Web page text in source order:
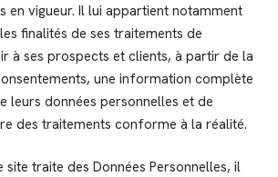
en vigueur. Il lui appartient notamment
finalités de ses traitements de
à ses prospects et clients, à partir de la
une information complète
leurs données personnelles et de
des traitements conforme à la réalité.
traite des Données Personnelles, il